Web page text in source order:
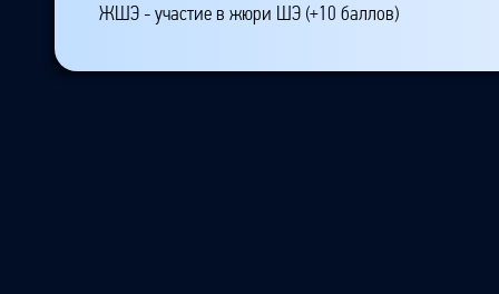
ЖШЭ - участие в жюри ШЭ (+10 баллов)